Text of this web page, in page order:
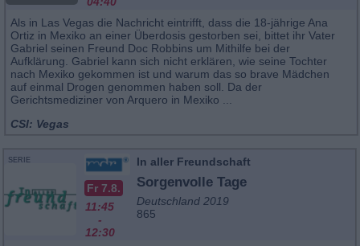
Als in Las Vegas die Nachricht eintrifft, dass die 18-jährige Ana
Ortiz in Mexiko an einer Überdosis gestorben sei, bittet ihr Vater
Gabriel seinen Freund Doc Robbins um Mithilfe bei der
Aufklärung. Gabriel kann sich nicht erklären, wie seine Tochter
nach Mexiko gekommen ist und warum das so brave Mädchen
auf einmal Drogen genommen haben soll. Da der
Gerichtsmediziner von Arquero in Mexiko ...
CSI: Vegas
SERIE
Fr 7.8.
11:45
-
12:30
In aller Freundschaft
Sorgenvolle Tage
Deutschland 2019
865